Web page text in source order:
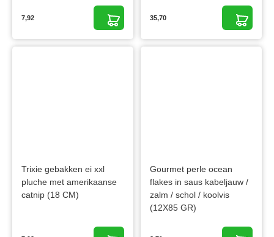
7,92 35,70
Trixie gebakken ei xxl
pluche met amerikaanse
catnip (18 CM)
Gourmet perle ocean
flakes in saus kabeljauw /
zalm / schol / koolvis
(12X85 GR)